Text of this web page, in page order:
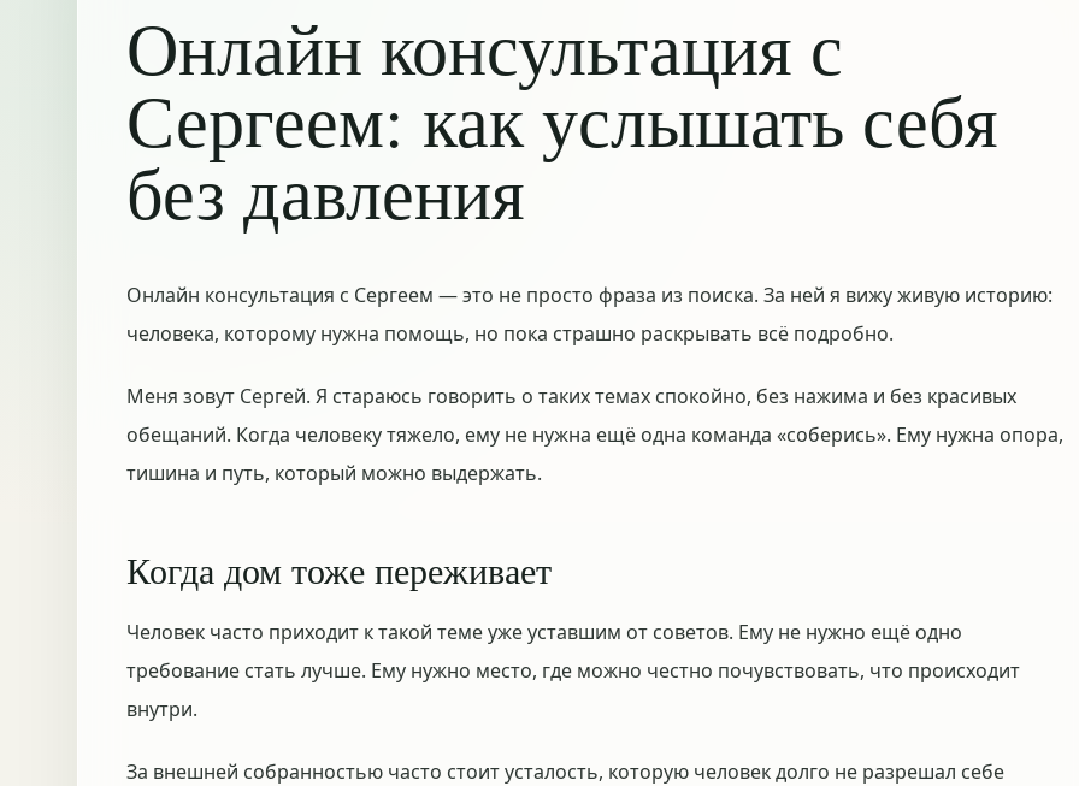
Онлайн консультация с
Сергеем: как услышать себя
без давления
Онлайн консультация с Сергеем — это не просто фраза из поиска. За ней я вижу живую историю:
человека, которому нужна помощь, но пока страшно раскрывать всё подробно.
Меня зовут Сергей. Я стараюсь говорить о таких темах спокойно, без нажима и без красивых
обещаний. Когда человеку тяжело, ему не нужна ещё одна команда «соберись». Ему нужна опора,
тишина и путь, который можно выдержать.
Когда дом тоже переживает
Человек часто приходит к такой теме уже уставшим от советов. Ему не нужно ещё одно
требование стать лучше. Ему нужно место, где можно честно почувствовать, что происходит
внутри.
За внешней собранностью часто стоит усталость, которую человек долго не разрешал себе